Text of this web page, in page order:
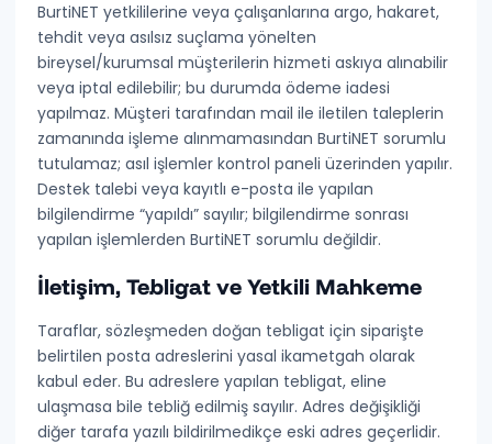
BurtiNET yetkililerine veya çalışanlarınaargo, hakaret,
tehdit veya asılsız suçlama yönelten
bireysel/kurumsal müşterilerin hizmeti askıya alınabilir
veya iptal edilebilir; bu durumdaödeme iadesi
yapılmaz. Müşteri tarafından mail ile iletilen taleplerin
zamanında işleme alınmamasından BurtiNET sorumlu
tutulamaz; asıl işlemler kontrol paneli üzerinden yapılır.
Destek talebi veya kayıtlı e-posta ile yapılan
bilgilendirme “yapıldı” sayılır; bilgilendirme sonrası
yapılan işlemlerden BurtiNET sorumlu değildir.
İletişim, Tebligat ve Yetkili Mahkeme
Taraflar, sözleşmeden doğan tebligat için siparişte
belirtilen posta adresleriniyasal ikametgah olarak
kabul eder. Bu adreslere yapılan tebligat, eline
ulaşmasa bile tebliğ edilmiş sayılır. Adres değişikliği
diğer tarafa yazılı bildirilmedikçe eski adres geçerlidir.